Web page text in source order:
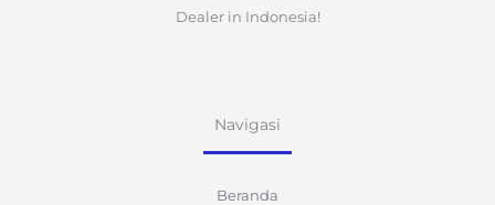
Dealer in Indonesia!
Navigasi
Beranda